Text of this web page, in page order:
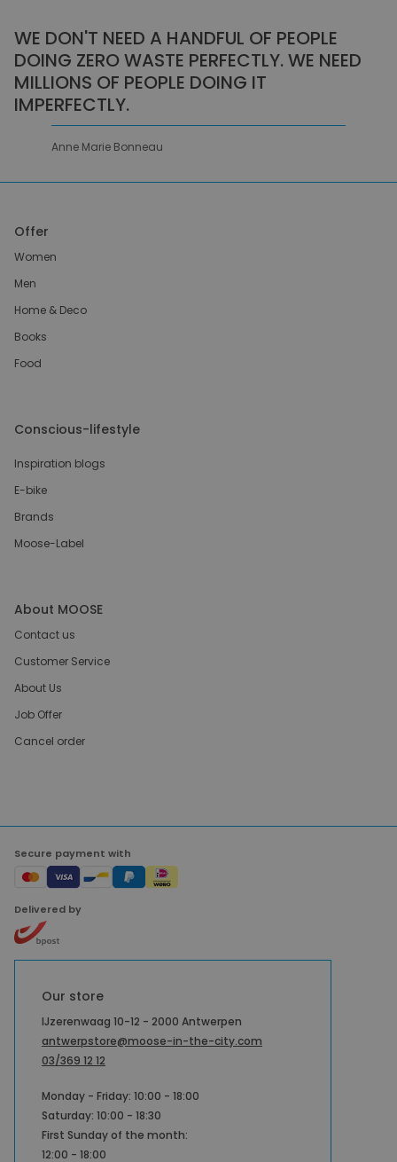
WE DON'T NEED A HANDFUL OF PEOPLE
DOING ZERO WASTE PERFECTLY. WE NEED
MILLIONS OF PEOPLE DOING IT
IMPERFECTLY.
Anne Marie Bonneau
Offer
Women
Men
Home & Deco
Books
Food
Conscious-lifestyle
Inspiration blogs
E-bike
Brands
Moose-Label
About MOOSE
Contact us
Customer Service
About Us
Job Offer
Cancel order
Secure payment with
Delivered by
Our store
IJzerenwaag 10-12 - 2000 Antwerpen
antwerpstore@moose-in-the-city.com
03/369 12 12
Monday - Friday: 10:00 - 18:00
Saturday: 10:00 - 18:30
First Sunday of the month:
12:00 - 18:00